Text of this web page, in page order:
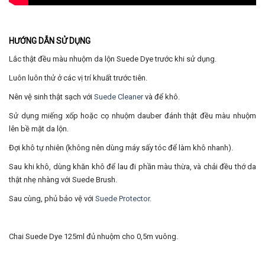
HƯỚNG DẪN SỬ DỤNG
Lắc thật đều màu nhuộm da lộn Suede Dye trước khi sử dụng.
Luôn luôn thử ở các vị trí khuất trước tiên.
Nên vệ sinh thật sạch với Suede Cleanervà để khô.
Sử dụng miếng xốp hoặc cọ nhuộm dauber đánh thật đều màu nhuộm
lên bề mặt da lộn.
Đợi khô tự nhiên (không nên dùng máy sấy tóc để làm khô nhanh).
Sau khi khô, dùng khăn khô để lau đi phần màu thừa, và chải đều thớ da
thật nhẹ nhàng với Suede Brush.
Sau cùng, phủ bảo vệ với Suede Protector.
Chai Suede Dye 125ml đủ nhuộm cho 0,5m vuông.